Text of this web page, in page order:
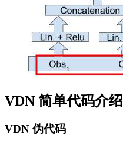
VDN 简单代码介绍
VDN 伪代码